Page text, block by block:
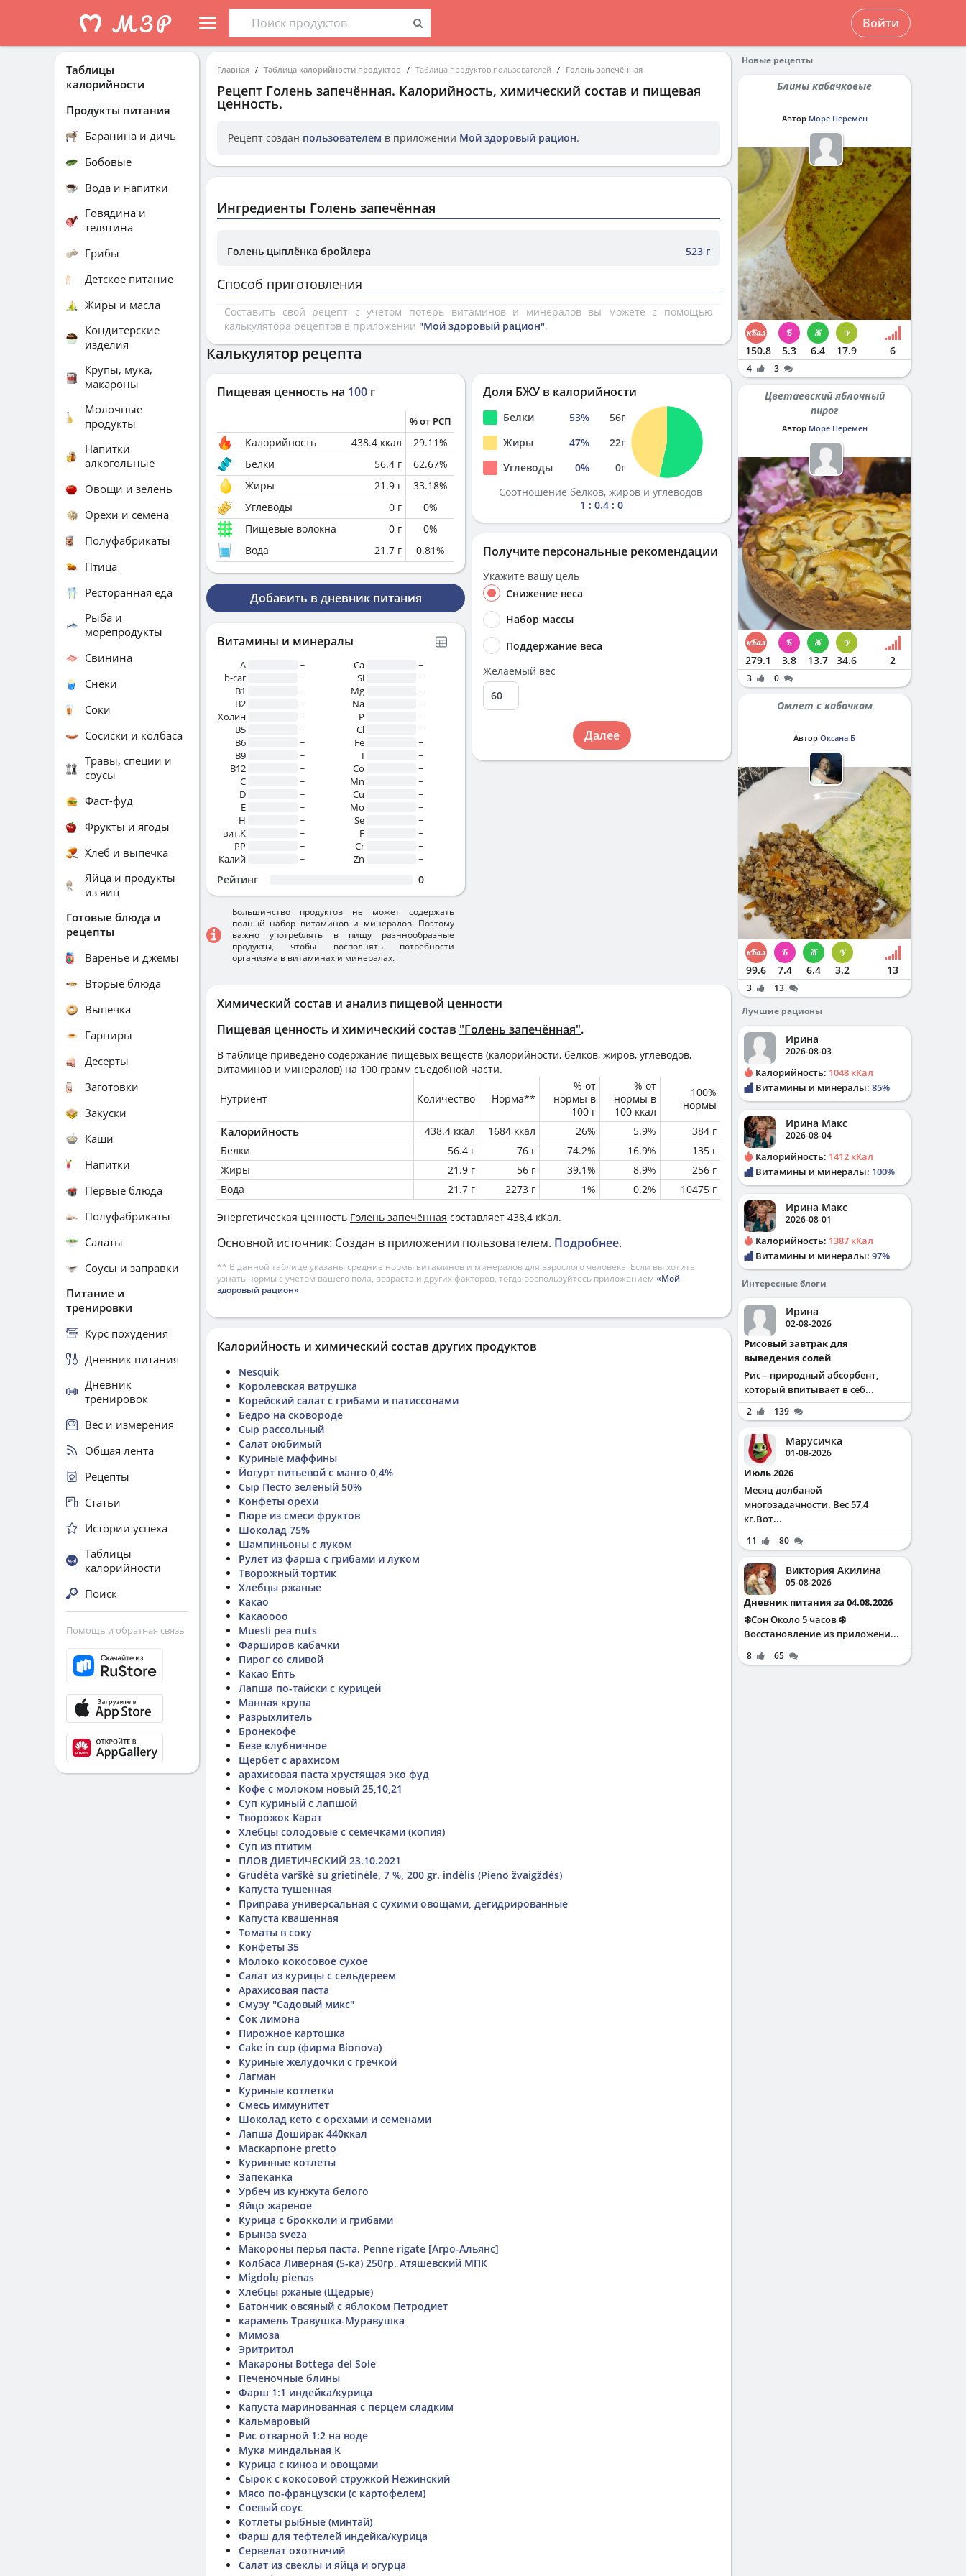
Войти
Главная Таблица калорийности продуктов Таблица продуктов пользователей Голень запечённая
Рецепт Голень запечённая. Калорийность, химический состав и пищевая
ценность.
Рецепт создан пользователем в приложении Мой здоровый рацион.
Ингредиенты Голень запечённая
Голень цыплёнка бройлера 523 г
Способ приготовления
Составить свой рецепт с учетом потерь витаминов и минералов вы можете с помощью
калькулятора рецептов в приложении "Мой здоровый рацион".
Химический состав и анализ пищевой ценности
Пищевая ценность и химический состав "Голень запечённая".
В таблице приведено содержание пищевых веществ (калорийности, белков, жиров, углеводов,
витаминов и минералов) на 100 грамм съедобной части.
Нутриент Количество Норма**
% от
нормы в
100 г
% от
нормы в
100 ккал
100%
нормы
Калорийность 438.4 ккал 1684 ккал 26% 5.9%
384 г
Белки
56.4 г 76 г 74.2% 16.9%
135 г
Жиры
21.9 г 56 г 39.1% 8.9%
256 г
Вода
21.7 г 2273 г 1% 0.2% 10475 г
Энергетическая ценность Голень запечённая составляет 438,4 кКал.
Основной источник: Создан в приложении пользователем. Подробнее.
** В данной таблице указаны средние нормы витаминов и минералов для взрослого человека. Если вы хотите
узнать нормы с учетом вашего пола, возраста и других факторов, тогда воспользуйтесь приложением «Мой
здоровый рацион».
Калькулятор рецепта
Пищевая ценность на 100 г
% от РСП
Калорийность 438.4 ккал 29.11%
Белки
56.4 г 62.67%
Жиры
21.9 г 33.18%
Углеводы
0 г 0%
Пищевые волокна
0 г 0%
Вода
21.7 г 0.81%
Добавить в дневник питания
Витамины и минералы
A
~
b-car
~
В1
~
B2
~
Холин
~
B5
~
B6
~
B9
~
B12
~
C
~
D
~
E
~
H
~
вит.К
~
PP
~
Калий
~
Ca
~
Si
~
Mg
~
Na
~
P
~
Cl
~
Fe
~
I
~
Co
~
Mn
~
Cu
~
Mo
~
Se
~
F
~
Cr
~
Zn
~
Рейтинг 0
Большинство продуктов не может содержать
полный набор витаминов и минералов. Поэтому
важно употреблять в пищу разннообразные
продукты, чтобы восполнять потребности
организма в витаминах и минералах.
Доля БЖУ в калорийности
Белки 53% 56г
Жиры
47% 22г
Углеводы
0% 0г
Соотношение белков, жиров и углеводов
1 : 0.4 : 0
Получите персональные рекомендации
Укажите вашу цель
Снижение веса
Набор массы
Поддержание веса
Желаемый вес
Далее
Калорийность и химический состав других продуктов
Nesquik
Королевская ватрушка
Корейский салат с грибами и патиссонами
Бедро на сковороде
Сыр рассольный
Салат оюбимый
Куриные маффины
Йогурт питьевой с манго 0,4%
Сыр Песто зеленый 50%
Конфеты орехи
Пюре из смеси фруктов
Шоколад 75%
Шампиньоны с луком
Рулет из фарша с грибами и луком
Творожный тортик
Хлебцы ржаные
Какао
Какаоооо
Muesli pea nuts
Фарширов кабачки
Пирог со сливой
Какао Епть
Лапша по-тайски с курицей
Манная крупа
Разрыхлитель
Бронекофе
Безе клубничное
Щербет с арахисом
арахисовая паста хрустящая эко фуд
Кофе с молоком новый 25,10,21
Суп куриный с лапшой
Творожок Карат
Хлебцы солодовые с семечками (копия)
Суп из птитим
ПЛОВ ДИЕТИЧЕСКИЙ 23.10.2021
Grūdėta varškė su grietinėle, 7 %, 200 gr. indėlis (Pieno žvaigždės)
Капуста тушенная
Приправа универсальная с сухими овощами, дегидрированные
Капуста квашенная
Томаты в соку
Конфеты 35
Молоко кокосовое сухое
Салат из курицы с сельдереем
Арахисовая паста
Смузу "Садовый микс"
Сок лимона
Пирожное картошка
Cake in cup (фирма Bionova)
Куриные желудочки с гречкой
Лагман
Куриные котлетки
Смесь иммунитет
Шоколад кето с орехами и семенами
Лапша Доширак 440ккал
Маскарпоне pretto
Куринные котлеты
Запеканка
Урбеч из кунжута белого
Яйцо жареное
Курица с брокколи и грибами
Брынза sveza
Макороны перья паста. Penne rigate [Агро-Альянс]
Колбаса Ливерная (5-ка) 250гр. Атяшевский МПК
Migdolų pienas
Хлебцы ржаные (Щедрые)
Батончик овсяный с яблоком Петродиет
карамель Травушка-Муравушка
Мимоза
Эритритол
Макароны Bottega del Sole
Печеночные блины
Фарш 1:1 индейка/курица
Капуста маринованная с перцем сладким
Кальмаровый
Рис отварной 1:2 на воде
Мука миндальная К
Курица с киноа и овощами
Сырок с кокосовой стружкой Нежинский
Мясо по-французски (с картофелем)
Соевый соус
Котлеты рыбные (минтай)
Фарш для тефтелей индейка/курица
Сервелат охотничий
Салат из свеклы и яйца и огурца
Таблицы
калорийности
Продукты питания
Баранина и дичь
Бобовые
Вода и напитки
Говядина и
телятина
Грибы
Детское питание
Жиры и масла
Кондитерские
изделия
Крупы, мука,
макароны
Молочные
продукты
Напитки
алкогольные
Овощи и зелень
Орехи и семена
Полуфабрикаты
Птица
Ресторанная еда
Рыба и
морепродукты
Свинина
Снеки
Соки
Сосиски и колбаса
Травы, специи и
соусы
Фаст-фуд
Фрукты и ягоды
Хлеб и выпечка
Яйца и продукты
из яиц
Готовые блюда и
рецепты
Варенье и джемы
Вторые блюда
Выпечка
Гарниры
Десерты
Заготовки
Закуски
Каши
Напитки
Первые блюда
Полуфабрикаты
Салаты
Соусы и заправки
Питание и
тренировки
Курс похудения
Дневник питания
Дневник
тренировок
Вес и измерения
Общая лента
Рецепты
Статьи
Истории успеха
Таблицы
калорийности
Поиск
Помощь и обратная связь
Новые рецепты
Блины кабачковые
Автор Море Перемен
150.8 5.3 6.4 17.9 6
4 3
Цветаевский яблочный
пирог
Автор Море Перемен
279.1 3.8 13.7 34.6 2
3 0
Омлет с кабачком
Автор Оксана Б
99.6 7.4 6.4 3.2 13
3
13
Лучшие рационы
Ирина
2026-08-03
Калорийность: 1048 кКал
Витамины и минералы: 85%
Ирина Макс
2026-08-04
Калорийность: 1412 кКал
Витамины и минералы: 100%
Ирина Макс
2026-08-01
Калорийность: 1387 кКал
Витамины и минералы: 97%
Интересные блоги
Ирина
02-08-2026
Рисовый завтрак для
выведения солей
Рис – природный абсорбент,
который впитывает в себ...
2 139
Марусичка
01-08-2026
Июль 2026
Месяц долбаной
многозадачности. Вес 57,4
кг.Вот...
11 80
Виктория Акилина
05-08-2026
Дневник питания за 04.08.2026
❄️Сон Около 5 часов ❄️
Восстановление из приложени...
8 65